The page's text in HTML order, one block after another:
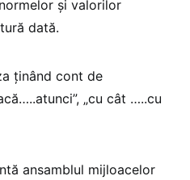
și valorilor
dată.
ținând cont de
„cu cât …..cu
ansamblul mijloacelor